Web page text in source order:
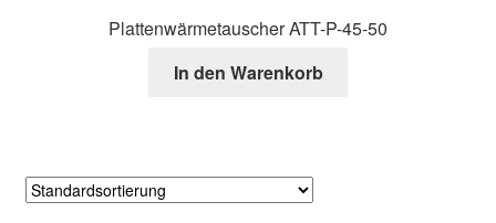
Plattenwärmetauscher ATT-P-45-50
In den Warenkorb